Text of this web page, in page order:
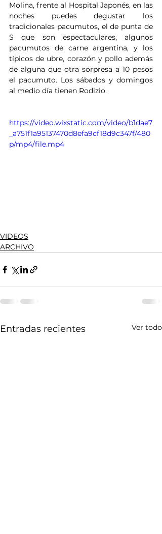
Molina, frente al Hospital Japonés, en las
noches puedes degustar los
tradicionales pacumutos, el de punta de
S que son espectaculares, algunos
pacumutos de carne argentina, y los
típicos de ubre, corazón y pollo además
de alguna que otra sorpresa a 10 pesos
el pacumuto. Los sábados y domingos
al medio día tienen Rodizio.
https://video.wixstatic.com/video/b1dae7
_a751f1a95137470d8efa9cf18d9c347f/480
p/mp4/file.mp4
VIDEOS
ARCHIVO
Entradas recientes Ver todo